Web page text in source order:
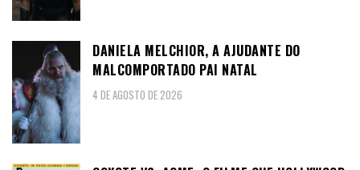
DANIELA MELCHIOR, A AJUDANTE DO
MALCOMPORTADO PAI NATAL
4 DE AGOSTO DE 2026